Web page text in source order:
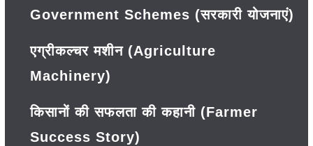
Government Schemes (सरकारी योजनाएं)
एग्रीकल्चर मशीन (Agriculture
Machinery)
किसानों की सफलता की कहानी (Farmer
Success Story)